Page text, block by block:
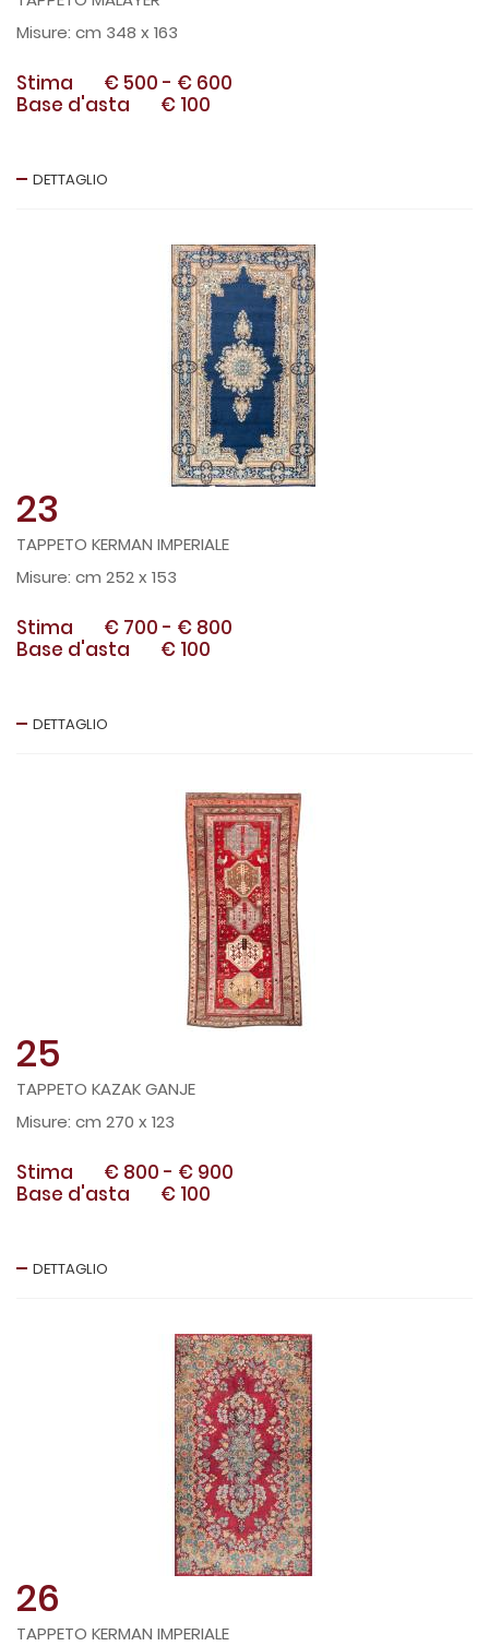
cm 348 x 163
Stima € 500 - € 600
Base d'asta
€ 100
DETTAGLIO
23
TAPPETO KERMAN IMPERIALE
cm 252 x 153
Stima € 700 - € 800
Base d'asta
€ 100
DETTAGLIO
25
TAPPETO KAZAK GANJE
cm 270 x 123
Stima € 800 - € 900
Base d'asta
€ 100
DETTAGLIO
26
TAPPETO KERMAN IMPERIALE